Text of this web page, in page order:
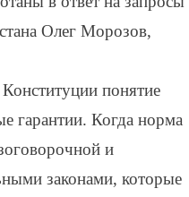
Олег Морозов,
понятие
гарантии. Когда норма
и
законами, которые